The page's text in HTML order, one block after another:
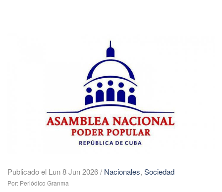
Publicado el Lun 8 Jun 2026/ Nacionales, Sociedad
Por: Periódico Granma